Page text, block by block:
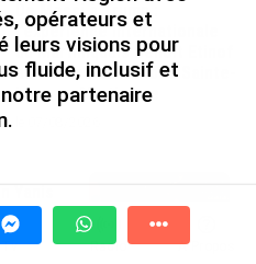
De Messi à Trump :
l’expérience internationale
du Martiniquais Benoît Etinof
au service du Karibea Sainte-
Luce en Martinique
Tv Radio A Propos
opérateurs et
leurs visions pour
fluide, inclusif et
partenaire
rapide : la question des
l'un des principaux freins